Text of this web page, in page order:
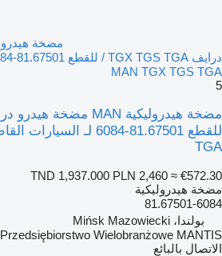
MAN TGX TGS TGA
5
TGA
TND 1,937.000 PLN 2,460 ≈ €572.30
مضخة هيدروليكية
81.67501-6084
بولندا، Mińsk Mazowiecki
Przedsiębiorstwo Wielobranżowe MANTIS
الاتصال بالبائع